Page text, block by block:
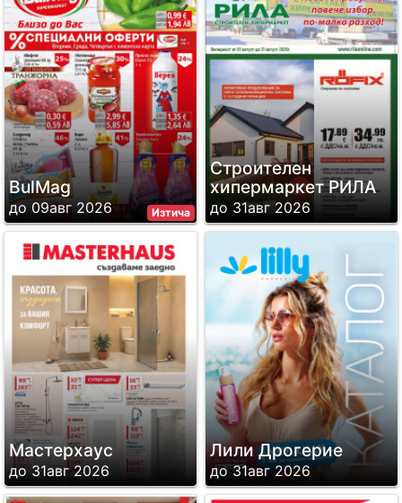
Изтича
BulMag
до 09авг 2026
Строителен
хипермаркет РИЛА
до 31авг 2026
Мастерхаус
до 31авг 2026
Лили Дрогерие
до 31авг 2026